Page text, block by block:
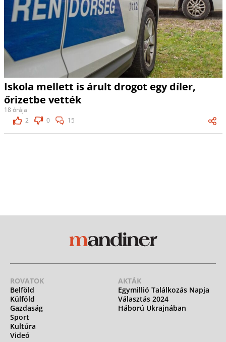
Iskola mellett is árult drogot egy díler,
őrizetbe vették
18 órája
2
0 15
ROVATOK
Belföld
Külföld
Gazdaság
Sport
Kultúra
Videó
AKTÁK
Egymillió Találkozás Napja
Választás 2024
Háború Ukrajnában